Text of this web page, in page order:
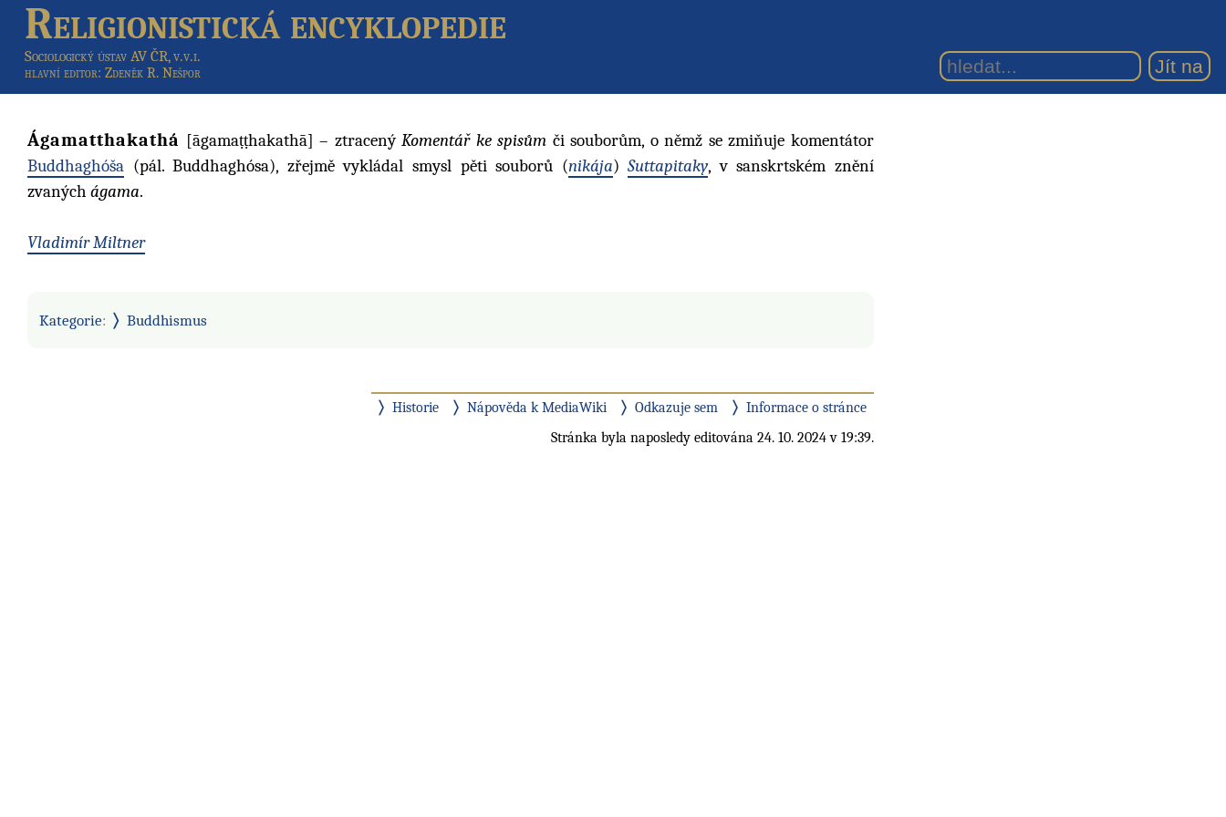
Religionistická encyklopedie
Sociologický ústav AV ČR, v.v.i.
hlavní editor: Zdeněk R. Nešpor
Ágamatthakathá [āgamaṭṭhakathā] – ztracenýKomentář ke spisům či souborům, o němž se zmiňuje komentátor
Buddhaghóša (pál. Buddhaghósa), zřejmě vykládal smysl pěti souborů (nikája)Suttapitaky, v sanskrtském znění
zvaných ágama.
Vladimír Miltner
Kategorie: Buddhismus
Historie Nápověda k MediaWiki Odkazuje sem
Informace o stránce
Stránka byla naposledy editována 24. 10. 2024 v 19:39.